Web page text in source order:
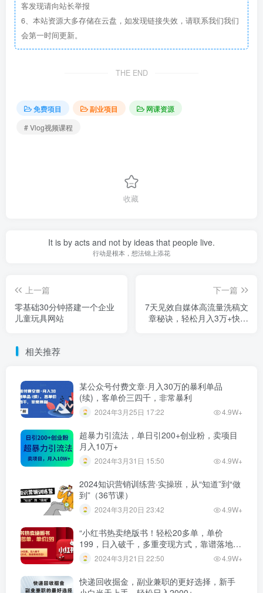
客发现请向站长举报
6、本站资源大多存储在云盘，如发现链接失效，请联系我们我们
会第一时间更新。
THE END
免费项目 副业项目
网课资源
# Vlog视频课程
收藏
It is by acts and not by ideas that people live.
行动是根本，想法锦上添花
上一篇
零基础30分钟搭建一个企业
儿童玩具网站
下一篇
7天见效自媒体高流量洗稿文
章秘诀，轻松月入3万+快到
相关推荐
某公众号付费文章·月入30万的暴利单品
(续)，客单价三四千，非常暴利
2024年3月25日 17:22 4.9W+
超暴力引流法，单日引200+创业粉，卖项目
月入10万+
2024年3月31日 15:50 4.9W+
2024知识营销训练营·实操班，从“知道”到“做
到”（36节课）
2024年3月20日 23:42 4.9W+
“小红书热卖绝版书！轻松20多单，单价
199，日入破千，多重变现方式，靠谱落地项
目！”2024年3月21日 22:50 4.9W+
快递回收掘金，副业兼职的更好选择，新手